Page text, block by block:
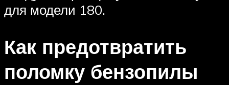
для модели 180.
Как предотвратить
поломку бензопилы